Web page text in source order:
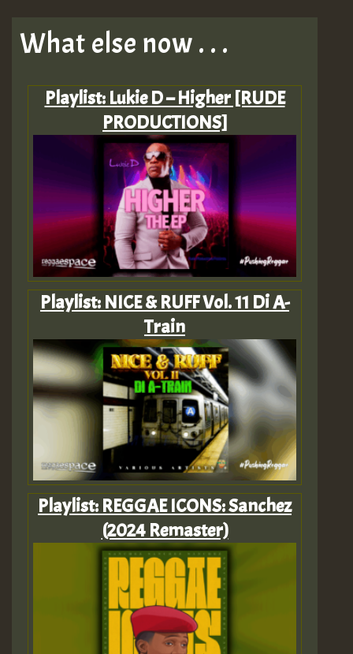
What else now . . .
Playlist: Lukie D – Higher [RUDE
PRODUCTIONS]
Playlist: NICE & RUFF Vol. 11 Di A-
Train
Playlist: REGGAE ICONS: Sanchez
(2024 Remaster)